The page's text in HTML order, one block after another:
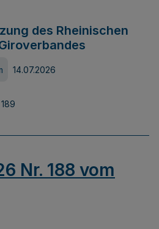
des Rheinischen
14.07.2026
189
Nr. 188 vom